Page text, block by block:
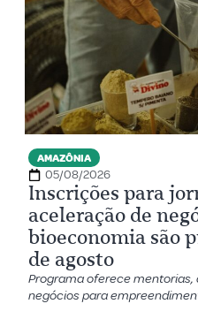
AMAZÔNIA
05/08/2026
Inscrições para
aceleração de
bioeconomia são
de agosto
Programa oferece mentorias,
negócios para